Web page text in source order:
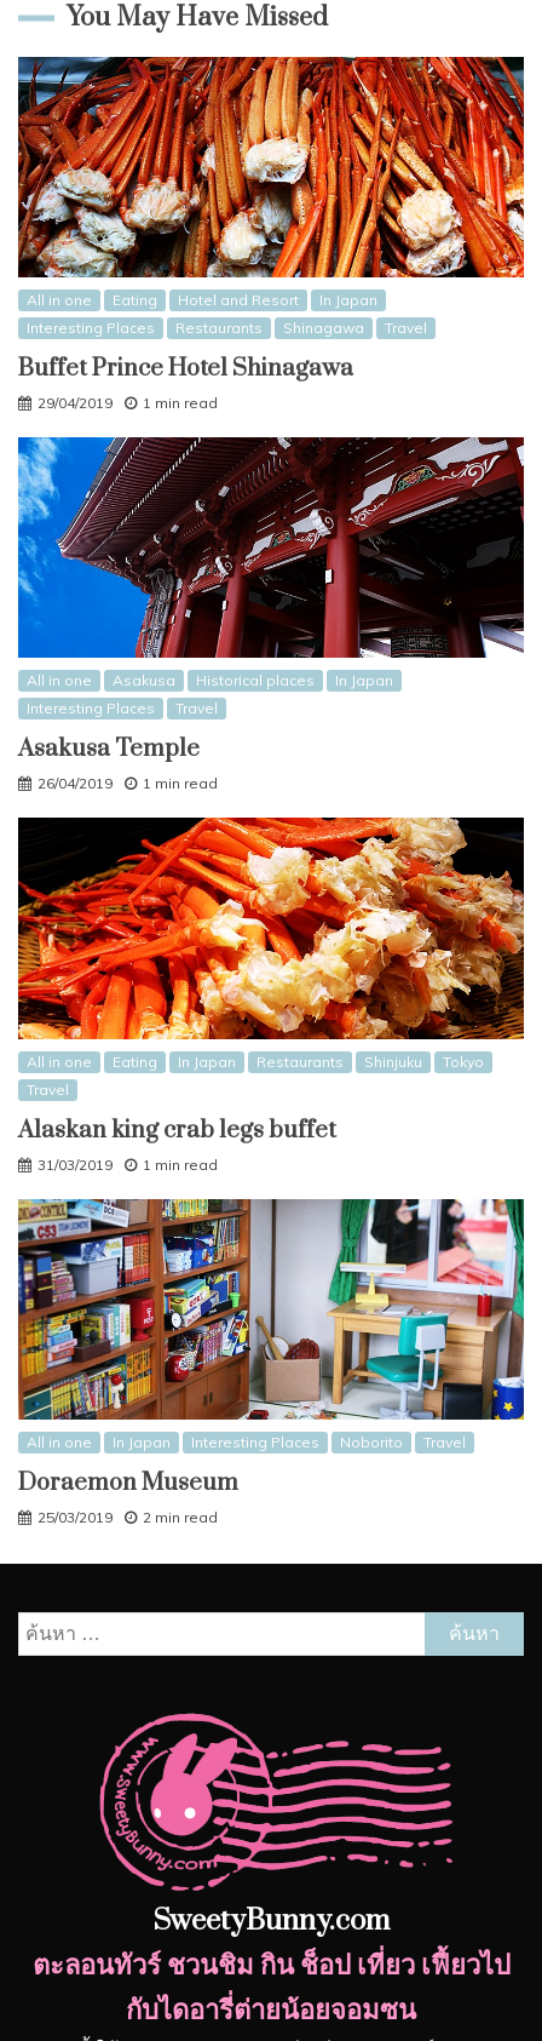
You May Have Missed
All in one Eating Hotel and Resort
In Japan
Interesting Places
Restaurants Shinagawa Travel
Buffet Prince Hotel Shinagawa
29/04/2019 1 min read
All in one Asakusa Historical places
In Japan
Interesting Places
Travel
Asakusa Temple
26/04/2019 1 min read
All in one Eating In Japan Restaurants Shinjuku
Tokyo
Travel
Alaskan king crab legs buffet
31/03/2019 1 min read
All in one In Japan Interesting Places Noborito Travel
Doraemon Museum
25/03/2019 2 min read
ค้นหา
สำหรับ:
SweetyBunny.com
ตะลอนทัวร์ ชวนชิม กิน ช็อป เที่ยว เฟี้ยวไป
กับไดอารี่ต่ายน้อยจอมซน